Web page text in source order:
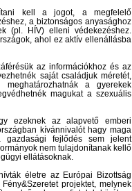
kell a jogot, a megfelelő
a biztonságos anyasághoz
(pl. HÍV) elleni védekezéshez.
ahol ez aktív ellenállásba
az információkhoz és az
saját családjuk méretét,
meghatározhatnák a gyerekek
magukat a szexuális
ezeknek az alapvető emberi
kívánnivalót hagy maga
fejlődés sem jelent
nem tulajdonítanak kellő
ellátásoknak.
életre az Európai Bizottság
projektet, melynek